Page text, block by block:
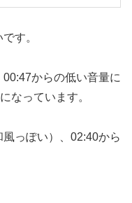
す。
からの低い音量に
なっています。
っぽい）、02:40から